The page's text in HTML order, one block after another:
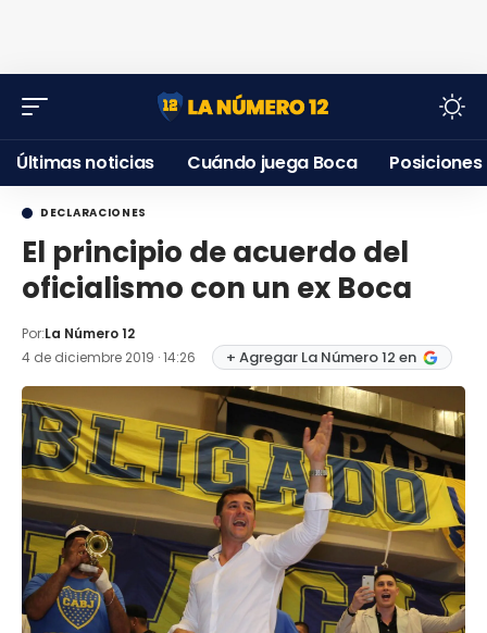
Últimas noticias Cuándo juega Boca Posiciones
DECLARACIONES
El principio de acuerdo del
oficialismo con un ex Boca
Por:La Número 12
4 de diciembre 2019 · 14:26
+ Agregar La Número 12 en